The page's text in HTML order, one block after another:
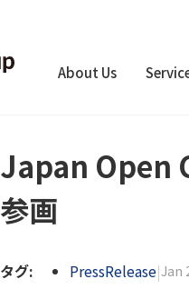
About Us
Japan Open
参画
タグ: PressRelease|Jan